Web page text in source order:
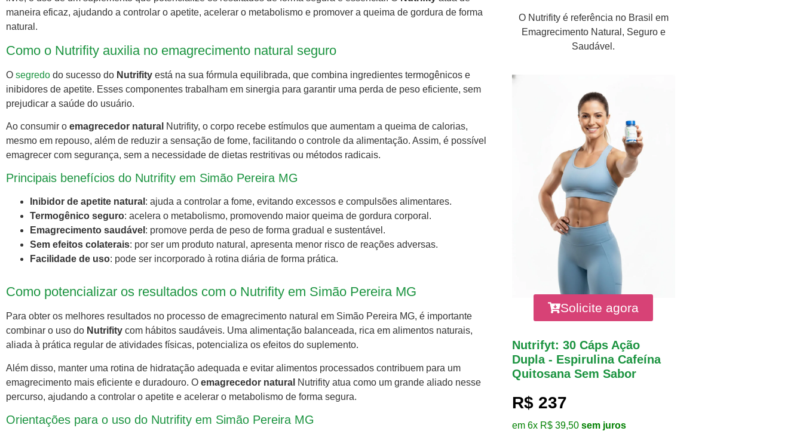
maneira eficaz, ajudando a controlar o apetite, acelerar o metabolismo e promover a queima de gordura de forma
natural.
Como o Nutrifity auxilia no emagrecimento natural seguro
O segredo do sucesso do Nutrifity está na sua fórmula equilibrada, que combina ingredientes termogênicos e
inibidores de apetite. Esses componentes trabalham em sinergia para garantir uma perda de peso eficiente, sem
prejudicar a saúde do usuário.
Ao consumir o emagrecedor natural Nutrifity, o corpo recebe estímulos que aumentam a queima de calorias,
mesmo em repouso, além de reduzir a sensação de fome, facilitando o controle da alimentação. Assim, é possível
emagrecer com segurança, sem a necessidade de dietas restritivas ou métodos radicais.
Principais benefícios do Nutrifity em Simão Pereira MG
Inibidor de apetite natural : ajuda a controlar a fome, evitando excessos e compulsões alimentares.
Termogênico seguro: acelera o metabolismo, promovendo maior queima de gordura corporal.
Emagrecimento saudável : promove perda de peso de forma gradual e sustentável.
Sem efeitos colaterais: por ser um produto natural, apresenta menor risco de reações adversas.
Facilidade de uso: pode ser incorporado à rotina diária de forma prática.
Como potencializar os resultados com o Nutrifity em Simão Pereira MG
Para obter os melhores resultados no processo de emagrecimento natural em Simão Pereira MG, é importante
combinar o uso do Nutrifity com hábitos saudáveis. Uma alimentação balanceada, rica em alimentos naturais,
aliada à prática regular de atividades físicas, potencializa os efeitos do suplemento.
Além disso, manter uma rotina de hidratação adequada e evitar alimentos processados contribuem para um
emagrecimento mais eficiente e duradouro. O emagrecedor natural Nutrifity atua como um grande aliado nesse
percurso, ajudando a controlar o apetite e acelerar o metabolismo de forma segura.
Orientações para o uso do Nutrifity em Simão Pereira MG
O Nutrifity é referência no Brasil em
Emagrecimento Natural, Seguro e
Saudável.
Solicite agora
Nutrifyt: 30 Cáps Ação
Dupla - Espirulina Cafeína
Quitosana Sem Sabor
R$ 237
em 6x R$ 39,50 sem juros